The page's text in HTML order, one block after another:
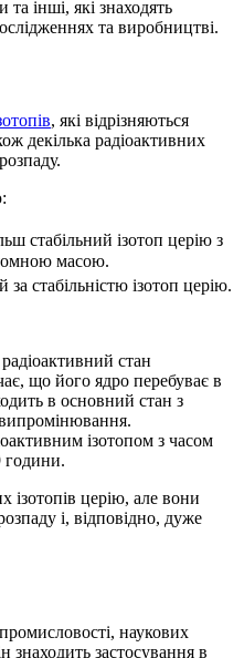
інші, які знаходять
та виробництві.
, які відрізняються
декілька радіоактивних
стабільний ізотоп церію з
масою.
за стабільністю ізотоп церію.
стан
що його ядро перебуває в
в основний стан з
ізотопом з часом
години.
ізотопів церію, але вони
і, відповідно, дуже
наукових
знаходить застосування в